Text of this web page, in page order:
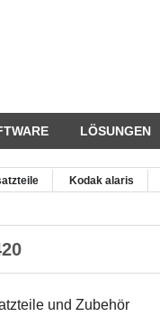
LÖSUNGEN
Kodak alaris
und Zubehör